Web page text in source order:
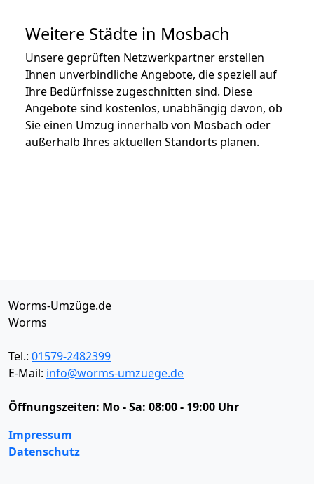
Weitere Städte in Mosbach
Unsere geprüften Netzwerkpartner erstellen
Ihnen unverbindliche Angebote, die speziell auf
Ihre Bedürfnisse zugeschnitten sind. Diese
Angebote sind kostenlos, unabhängig davon, ob
Sie einen Umzug innerhalb von Mosbach oder
außerhalb Ihres aktuellen Standorts planen.
Worms-Umzüge.de
Worms
Tel.: 01579-2482399
E-Mail: info@worms-umzuege.de
Öffnungszeiten: Mo - Sa: 08:00 - 19:00 Uhr
Impressum
Datenschutz